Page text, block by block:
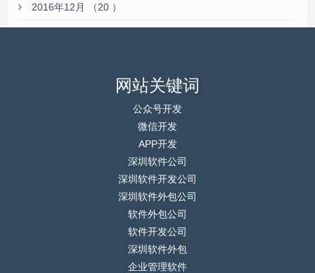
2016年12月 （20 ）
网站关键词
公众号开发
微信开发
APP开发
深圳软件公司
深圳软件开发公司
深圳软件外包公司
软件外包公司
软件开发公司
深圳软件外包
企业管理软件